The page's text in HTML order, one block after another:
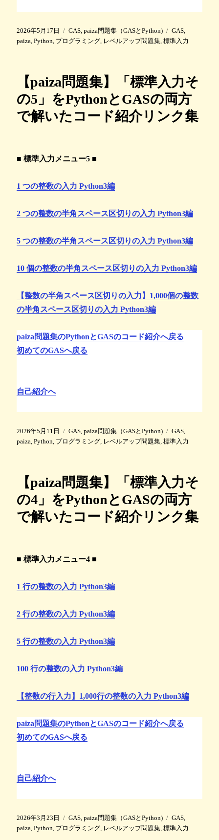
投
稿
2026年5月17日
カ
テ
GAS,paiza問題集（GASとPython)
タ
グ
GAS,
paiza,Python, プログラミング, レベルアップ問題集,標準入力
【paiza問題集】「標準入力そ
の5」をPythonとGASの両方
で解いたコード紹介リンク集
■ 標準入力メニュー5 ■
1 つの整数の入力 Python3編
2 つの整数の半角スペース区切りの入力 Python3編
5 つの整数の半角スペース区切りの入力 Python3編
10 個の整数の半角スペース区切りの入力 Python3編
【整数の半角スペース区切りの入力】1,000個の整数
の半角スペース区切りの入力 Python3編
paiza問題集のPythonとGASのコード紹介へ戻る
初めてのGASへ戻る
自己紹介へ
投
稿
2026年5月11日
カ
テ
GAS,paiza問題集（GASとPython)
タ
グ
GAS,
paiza,Python, プログラミング, レベルアップ問題集,標準入力
【paiza問題集】「標準入力そ
の4」をPythonとGASの両方
で解いたコード紹介リンク集
■ 標準入力メニュー4 ■
1 行の整数の入力 Python3編
2 行の整数の入力 Python3編
5 行の整数の入力 Python3編
100 行の整数の入力 Python3編
【整数の行入力】1,000行の整数の入力 Python3編
paiza問題集のPythonとGASのコード紹介へ戻る
初めてのGASへ戻る
自己紹介へ
投
稿
2026年3月23日
カ
テ
GAS,paiza問題集（GASとPython)
タ
グ
GAS,
paiza,Python, プログラミング, レベルアップ問題集,標準入力